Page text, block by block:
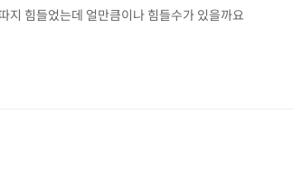
지 힘들었는데 얼만큼이나 힘들수가 있을까요